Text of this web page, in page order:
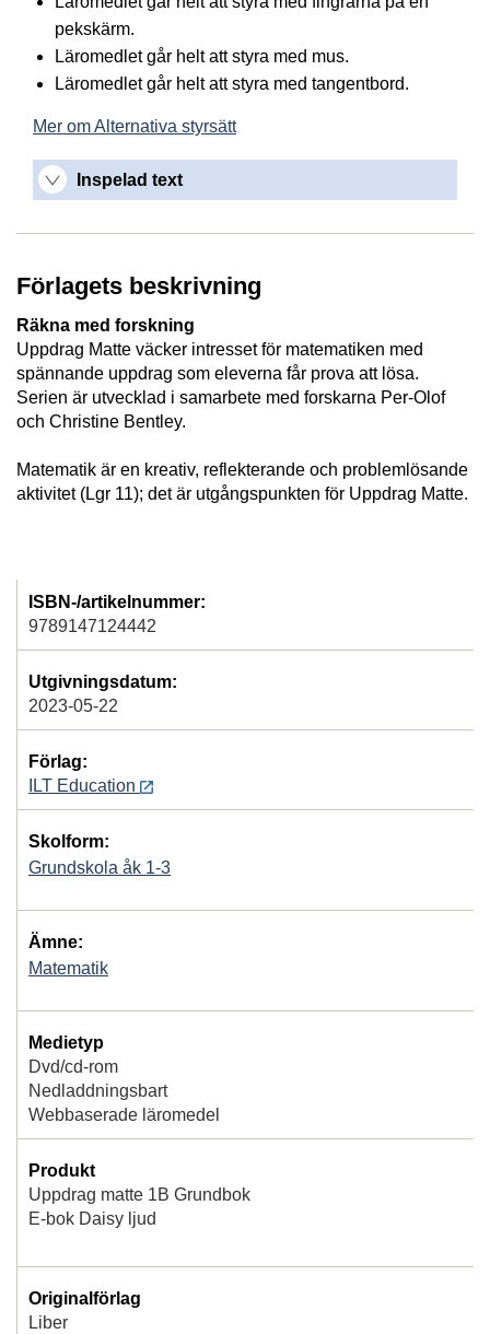
pekskärm.
Läromedlet går helt att styra med mus.
Läromedlet går helt att styra med tangentbord.
Mer om Alternativa styrsätt
Inspelad text
Förlagets beskrivning
Räkna med forskning
Uppdrag Matte väcker intresset för matematiken med
spännande uppdrag som eleverna får prova att lösa.
Serien är utvecklad i samarbete med forskarna Per-Olof
och Christine Bentley.
Matematik är en kreativ, reflekterande och problemlösande
aktivitet (Lgr 11); det är utgångspunkten för Uppdrag Matte.
ISBN-/artikelnummer:
9789147124442
Utgivningsdatum:
2023-05-22
Förlag:
ILT Education
Skolform:
Grundskola åk 1-3
Ämne:
Matematik
Medietyp
Dvd/cd-rom
Nedladdningsbart
Webbaserade läromedel
Produkt
Uppdrag matte 1B Grundbok
E-bok Daisy ljud
Originalförlag
Liber